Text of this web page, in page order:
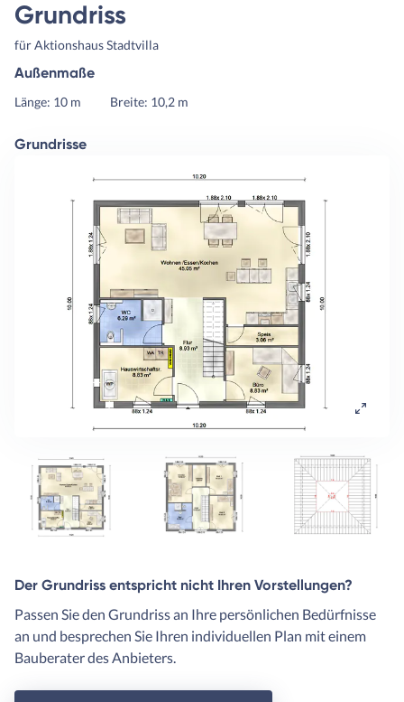
Grundriss
für Aktionshaus Stadtvilla
Außenmaße
Länge: 10 m Breite: 10,2 m
Grundrisse
Der Grundriss entspricht nicht Ihren Vorstellungen?
Passen Sie den Grundriss an Ihre persönlichen Bedürfnisse
an und besprechen Sie Ihren individuellen Plan mit einem
Bauberater des Anbieters.